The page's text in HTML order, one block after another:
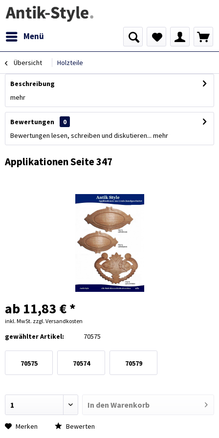
Menü
Übersicht Holzteile
Beschreibung
mehr
Bewertungen
0
Bewertungen lesen, schreiben und diskutieren... mehr
Applikationen Seite 347
ab 11,83 € *
inkl. MwSt. zzgl. Versandkosten
gewählter Artikel: 70575
70575 70574 70579
In den Warenkorb
Merken Bewerten